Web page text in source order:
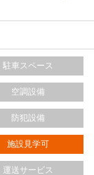
駐車スペース
空調設備
防犯設備
施設見学可
運送サービス